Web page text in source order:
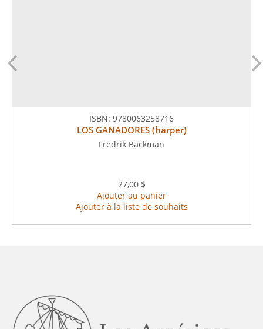
ISBN: 9780063258716
LOS GANADORES (harper)
Fredrik Backman
27,00 $
Ajouter au panier
Ajouter à la liste de souhaits